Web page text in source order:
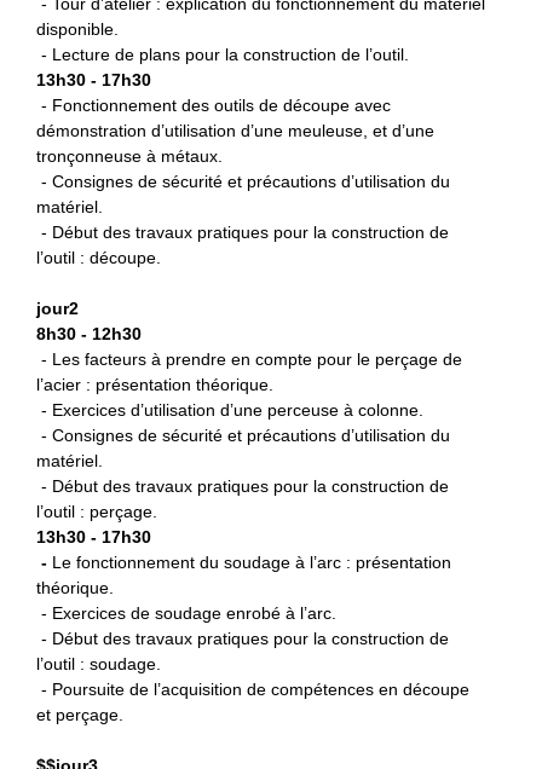
disponible.
- Lecture de plans pour la construction de l’outil.
13h30 - 17h30
- Fonctionnement des outils de découpe avec
démonstration d’utilisation d’une meuleuse, et d’une
tronçonneuse à métaux.
- Consignes de sécurité et précautions d’utilisation du
matériel.
- Début des travaux pratiques pour la construction de
l’outil : découpe.
jour2
8h30 - 12h30
- Les facteurs à prendre en compte pour le perçage de
l’acier : présentation théorique.
- Exercices d’utilisation d’une perceuse à colonne.
- Consignes de sécurité et précautions d’utilisation du
matériel.
- Début des travaux pratiques pour la construction de
l’outil : perçage.
13h30 - 17h30
- L e fonctionnement du soudage à l’arc : présentation
théorique.
- Exercices de soudage enrobé à l’arc.
- Début des travaux pratiques pour la construction de
l’outil : soudage.
- Poursuite de l’acquisition de compétences en découpe
et perçage.
$$jour3